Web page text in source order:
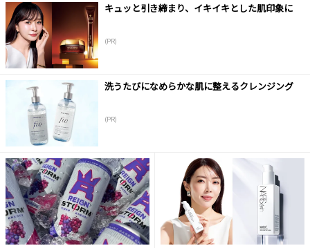
キュッと引き締まり、イキイキとした肌印象に
(PR)
洗うたびになめらかな肌に整えるクレンジング
(PR)